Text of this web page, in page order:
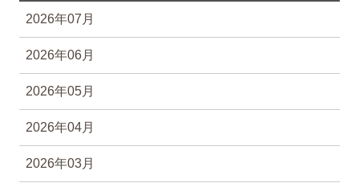
2026年07月
2026年06月
2026年05月
2026年04月
2026年03月